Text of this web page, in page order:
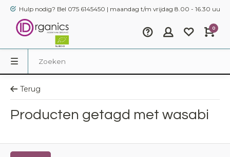
Hulp nodig? Bel 075 6145450 | maandag t/m vrijdag 8.00 - 16.30 uur
0
Terug
Producten getagd met wasabi